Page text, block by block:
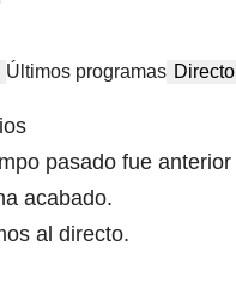
Últimos programas Directo
pasado fue anterior
acabado.
al directo.